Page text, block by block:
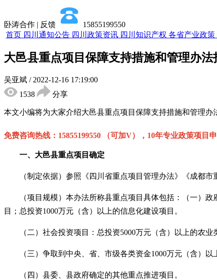
卧涛合作 | 反馈
15855199550
首页 四川通知公告 四川政策资讯 四川知识产权 各省产业政策
大邑县重点项目保障支持措施和管理办法
吴亚斌 / 2022-12-16 17:19:00
1538
分享
本文小编将为大家介绍大邑县重点项目 保障支持措施和管理办
免费咨询热线： 15855199550 （可加V），10年专业政策项目
一、 大邑县重点项目确定
（制定依据）参照《四川省重点项目管理办法》《成都市
（项目规模）本办法所称县重点项目具体包括：（一）政
目；总投资1000万元（含）以上的信息化建设项目。
（二）社会投资项目：总投资5000万元（含）以上的农
（三）争取到中央、省、市级各类资金1000万元（含）
（四）县委、县政府确定的其他重点推进项目。